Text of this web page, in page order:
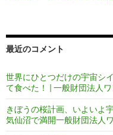
最近のコメント
世界にひとつだけの宇宙シ
て食べた！ | 一般財団法人
きぼうの桜計画、いよいよ
気仙沼で満開一般財団法人